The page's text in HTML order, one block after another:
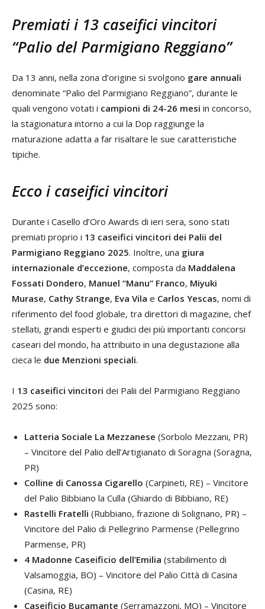
Premiati i 13 caseifici vincitori
“Palio del Parmigiano Reggiano”
Da 13 anni, nella zona d’origine si svolgono gare annuali
denominate “Palio del Parmigiano Reggiano”, durante le
quali vengono votati i campioni di 24-26 mesi in concorso,
la stagionatura intorno a cui la Dop raggiunge la
maturazione adatta a far risaltare le sue caratteristiche
tipiche.
Ecco i caseifici vincitori
Durante i Casello d’Oro Awards di ieri sera, sono stati
premiati proprio i 13 caseifici vincitori dei Palii del
Parmigiano Reggiano 2025. Inoltre, una giura
internazionale d’eccezione, composta da Maddalena
Fossati Dondero, Manuel “Manu” Franco, Miyuki
Murase, Cathy Strange, Eva Vila e Carlos Yescas, nomi di
riferimento del food globale, tra direttori di magazine, chef
stellati, grandi esperti e giudici dei più importanti concorsi
caseari del mondo, ha attribuito in una degustazione alla
cieca le due Menzioni speciali.
I 13 caseifici vincitori dei Palii del Parmigiano Reggiano
2025 sono:
Latteria Sociale La Mezzanese (Sorbolo Mezzani, PR)
– Vincitore del Palio dell’Artigianato di Soragna (Soragna,
PR)
Colline di Canossa Cigarello (Carpineti, RE) – Vincitore
del Palio Bibbiano la Culla (Ghiardo di Bibbiano, RE)
Rastelli Fratelli (Rubbiano, frazione di Solignano, PR) –
Vincitore del Palio di Pellegrino Parmense (Pellegrino
Parmense, PR)
4 Madonne Caseificio dell’Emilia (stabilimento di
Valsamoggia, BO) – Vincitore del Palio Città di Casina
(Casina, RE)
Caseificio Bucamante (Serramazzoni, MO) – Vincitore